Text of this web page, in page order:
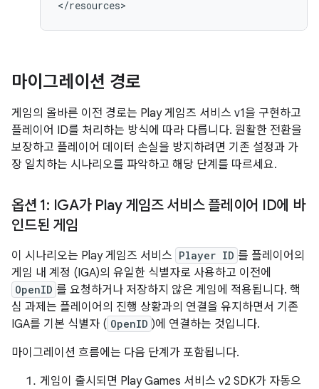
마이그레이션 경로
게임의 올바른 이전 경로는 Play 게임즈 서비스 v1을 구현하고
플레이어 ID를 처리하는 방식에 따라 다릅니다. 원활한 전환을
보장하고 플레이어 데이터 손실을 방지하려면 기존 설정과 가
장 일치하는 시나리오를 파악하고 해당 단계를 따르세요.
옵션 1: IGA가 Play 게임즈 서비스 플레이어 ID에 바
인드된 게임
이 시나리오는 Play 게임즈 서비스 Player ID 를 플레이어의
게임 내 계정 (IGA)의 유일한 식별자로 사용하고 이전에
OpenID 를 요청하거나 저장하지 않은 게임에 적용됩니다. 핵
심 과제는 플레이어의 진행 상황과의 연결을 유지하면서 기존
IGA를 기본 식별자 ( OpenID )에 연결하는 것입니다.
마이그레이션 흐름에는 다음 단계가 포함됩니다.
게임이 출시되면 Play Games 서비스 v2 SDK가 자동으